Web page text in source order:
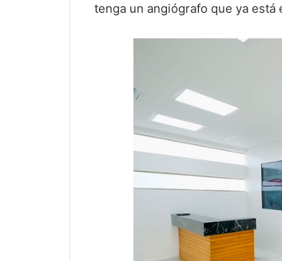
tenga un angiógrafo que ya está